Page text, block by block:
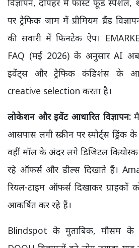
विज्ञापन, दोपहर में फास्ट फूड स्पेशल,
पर ट्रैफिक जाम में प्रीमियम ब्रैंड
की सवारी में फिनटेक ऐप।
FAQ (मई 2026) के अनुसार AI अब
इवेंट्स और ट्रैफिक कंडिशंस के
creative selection करता है।
लोकेशन और इवेंट आधारित विज्ञापन:
आसपास लगी स्क्रीन पर स्पोर्ट्स ड्रिंक
वहीं मॉल के अंदर लगे डिजिटल
रहे ऑफर्स और डील्स दिखाते हैं।
रियल-टाइम ऑफर्स दिखाकर ग्राहकों
आकर्षित कर रहे हैं।
Blindspot के मुताबिक, मौसम के